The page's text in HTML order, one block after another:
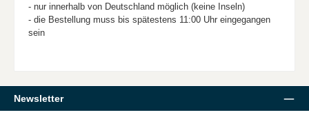
- nur innerhalb von Deutschland möglich (keine Inseln)
- die Bestellung muss bis spätestens 11:00 Uhr eingegangen
sein
Newsletter